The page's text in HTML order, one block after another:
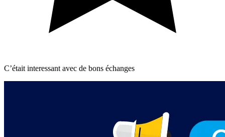
C’était interessant avec de bons échanges